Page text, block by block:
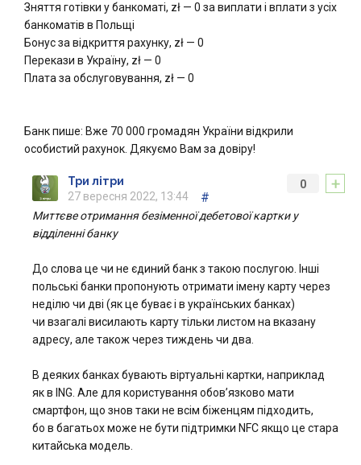
Зняття готівки у банкоматі, zł — 0 за виплати і вплати з усіх
банкоматів в Польщі
Бонус за відкриття рахунку, zł — 0
Перекази в Україну, zł — 0
Плата за обслуговування, zł — 0
Банк пише: Вже 70 000 громадян України відкрили
особистий рахунок. Дякуємо Вам за довіру!
+
0
Три літри
27 вересня 2022, 13:44
#
Миттєве отримання безіменної дебетової картки у
відділенні банку
До слова це чи не єдиний банк з такою послугою. Інші
польські банки пропонують отримати імену карту через
неділю чи дві (як це буває і в українських банках)
чи взагалі висилають карту тільки листом на вказану
адресу, але також через тиждень чи два.
В деяких банках бувають віртуальні картки, наприклад
як в ING. Але для користування обов’язково мати
смартфон, що знов таки не всім біженцям підходить,
бо в багатьох може не бути підтримки NFC якщо це стара
китайська модель.